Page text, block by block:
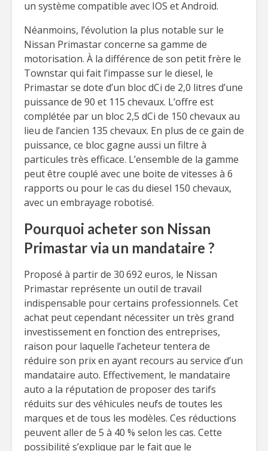
un système compatible avec IOS et Android.
Néanmoins, l’évolution la plus notable sur le
Nissan Primastar concerne sa gamme de
motorisation. À la différence de son petit frère le
Townstar qui fait l’impasse sur le diesel, le
Primastar se dote d’un bloc dCi de 2,0 litres d’une
puissance de 90 et 115 chevaux. L’offre est
complétée par un bloc 2,5 dCi de 150 chevaux au
lieu de l’ancien 135 chevaux. En plus de ce gain de
puissance, ce bloc gagne aussi un filtre à
particules très efficace. L’ensemble de la gamme
peut être couplé avec une boite de vitesses à 6
rapports ou pour le cas du diesel 150 chevaux,
avec un embrayage robotisé.
Pourquoi acheter son Nissan
Primastar via un mandataire ?
Proposé à partir de 30 692 euros, le Nissan
Primastar représente un outil de travail
indispensable pour certains professionnels. Cet
achat peut cependant nécessiter un très grand
investissement en fonction des entreprises,
raison pour laquelle l’acheteur tentera de
réduire son prix en ayant recours au service d’un
mandataire auto. Effectivement, le mandataire
auto a la réputation de proposer des tarifs
réduits sur des véhicules neufs de toutes les
marques et de tous les modèles. Ces réductions
peuvent aller de 5 à 40 % selon les cas. Cette
possibilité s’explique par le fait que le